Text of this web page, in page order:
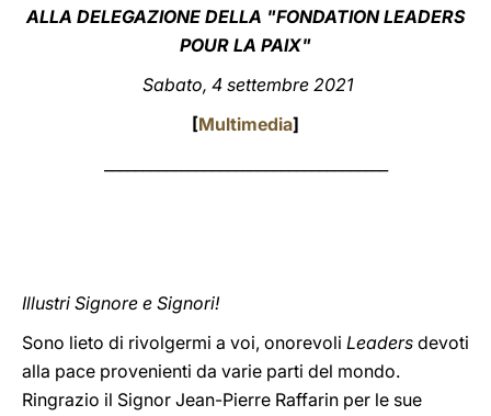
العربيّة
ALLA DELEGAZIONE DELLA "FONDATION LEADERS
POUR LA PAIX"
Sabato, 4 settembre 2021
[Multimedia]
Illustri Signore e Signori!
Sono lieto di rivolgermi a voi, onorevoli Leaders devoti
alla pace provenienti da varie parti del mondo.
Ringrazio il Signor Jean-Pierre Raffarin per le sue